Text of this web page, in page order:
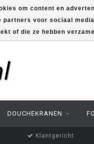
DOUCHEKRANEN
Klantgericht
om content en
voor sociaal
of die ze hebben